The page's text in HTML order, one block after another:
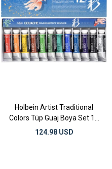
Holbein Artist Traditional
Colors Tüp Guaj Boya Set 15
ml x 12 Renk Summer
124.98 USD